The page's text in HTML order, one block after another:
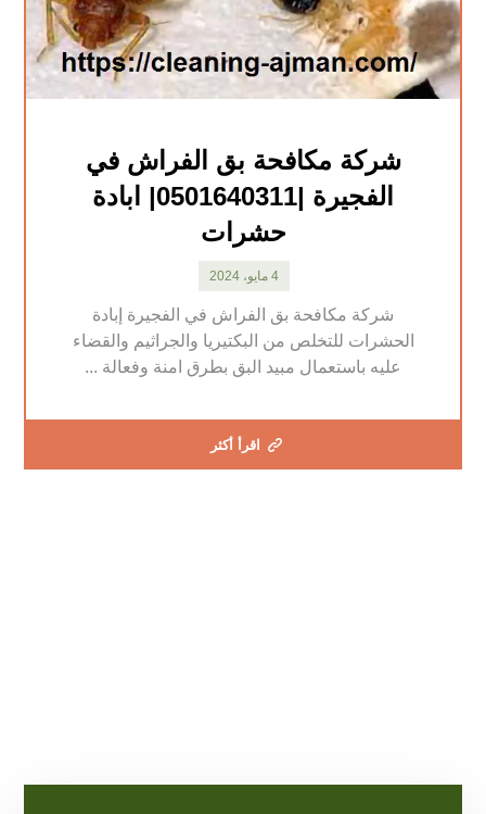
شركة مكافحة بق الفراش في
الفجيرة |0501640311| ابادة
حشرات
4 مايو، 2024
شركة مكافحة بق الفراش في الفجيرة إبادة
الحشرات للتخلص من البكتيريا والجراثيم والقضاء
عليه باستعمال مبيد البق بطرق امنة وفعالة ...
اقرأ أكثر